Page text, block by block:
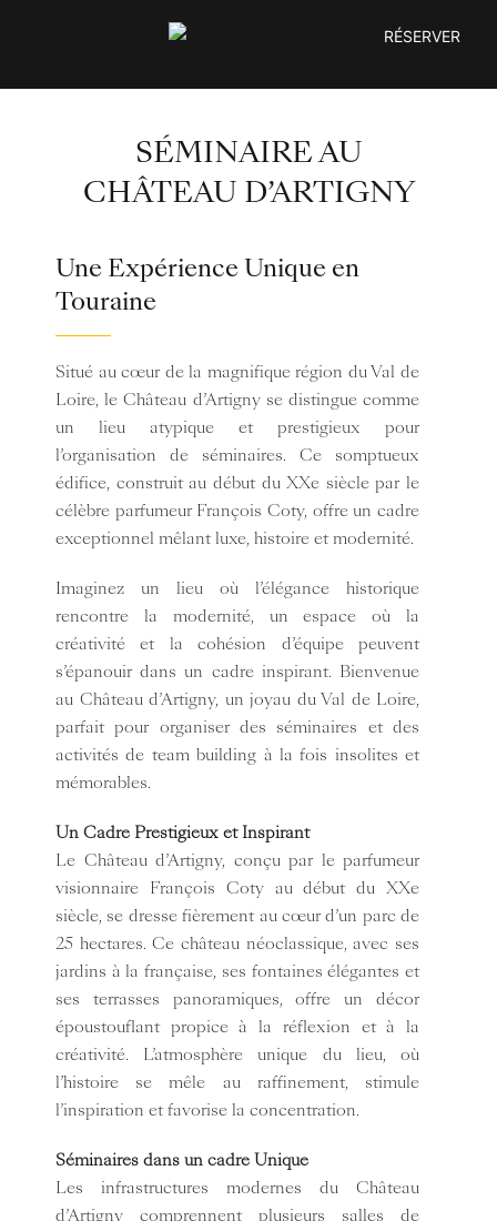
RÉSERVER
SÉMINAIRE AU
CHÂTEAU D’ARTIGNY
Une Expérience Unique en
Touraine
Situé au cœur de la magnifique région du Val de
Loire, le Château d’Artigny se distingue comme
un lieu atypique et prestigieux pour
l’organisation de séminaires. Ce somptueux
édifice, construit au début du XXe siècle par le
célèbre parfumeur François Coty, offre un cadre
exceptionnel mêlant luxe, histoire et modernité.
Imaginez un lieu où l’élégance historique
rencontre la modernité, un espace où la
créativité et la cohésion d’équipe peuvent
s’épanouir dans un cadre inspirant. Bienvenue
au Château d’Artigny, un joyau du Val de Loire,
parfait pour organiser des séminaires et des
activités de team building à la fois insolites et
mémorables.
Un Cadre Prestigieux et Inspirant
Le Château d’Artigny, conçu par le parfumeur
visionnaire François Coty au début du XXe
siècle, se dresse fièrement au cœur d’un parc de
25 hectares. Ce château néoclassique, avec ses
jardins à la française, ses fontaines élégantes et
ses terrasses panoramiques, offre un décor
époustouflant propice à la réflexion et à la
créativité. L’atmosphère unique du lieu, où
l’histoire se mêle au raffinement, stimule
l’inspiration et favorise la concentration.
Séminaires dans un cadre Unique
Les infrastructures modernes du Château
d’Artigny comprennent plusieurs salles de